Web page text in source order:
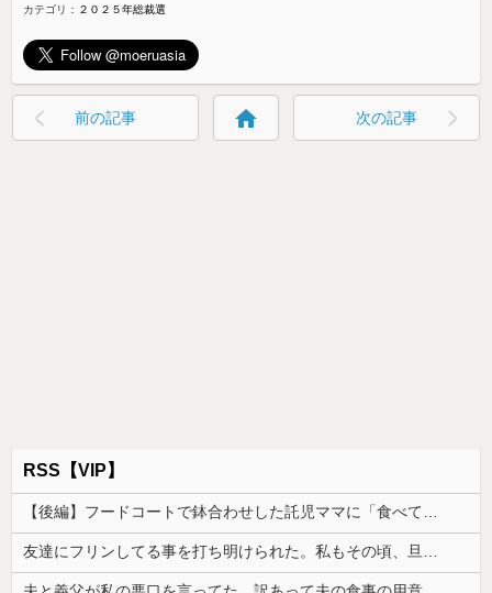
カテゴリ： ２０２５年総裁選
前の記事 home 次の記事
RSS【VIP】